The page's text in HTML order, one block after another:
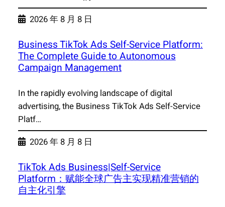
2026 年 8 月 8 日
Business TikTok Ads Self-Service Platform:
The Complete Guide to Autonomous
Campaign Management
In the rapidly evolving landscape of digital
advertising, the Business TikTok Ads Self-Service
Platf…
2026 年 8 月 8 日
TikTok Ads Business|Self-Service
Platform：赋能全球广告主实现精准营销的
自主化引擎